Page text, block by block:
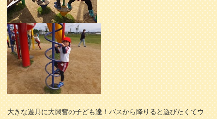
大きな遊具に大興奮の子ども達！バスから降りると遊びたくてウ